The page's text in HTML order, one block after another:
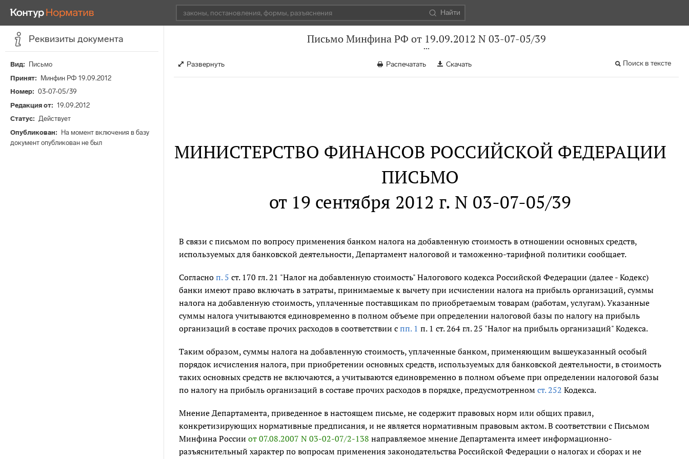
Найти
Реквизиты документа
Вид
Письмо
Принят
Минфин РФ 19.09.2012
Номер
03-07-05/39
Редакция от
19.09.2012
Статус
Действует
Опубликован
На момент включения в базу
документ опубликован не был
Письмо Минфина РФ от 19.09.2012 N 03-07-05/39
Развернуть Распечатать Скачать Поиск в тексте
МИНИСТЕРСТВО ФИНАНСОВ РОССИЙСКОЙ ФЕДЕРАЦИИ
ПИСЬМО
от 19 сентября 2012 г. N 03-07-05/39
В связи с письмом по вопросу применения банком налога на добавленную стоимость в отношении основных средств,
используемых для банковской деятельности, Департамент налоговой и таможенно-тарифной политики сообщает.
Согласно п. 5 ст. 170 гл. 21 "Налог на добавленную стоимость" Налогового кодекса Российской Федерации (далее - Кодекс)
банки имеют право включать в затраты, принимаемые к вычету при исчислении налога на прибыль организаций, суммы
налога на добавленную стоимость, уплаченные поставщикам по приобретаемым товарам (работам, услугам). Указанные
суммы налога учитываются единовременно в полном объеме при определении налоговой базы по налогу на прибыль
организаций в составе прочих расходов в соответствии с пп. 1 п. 1 ст. 264 гл. 25 "Налог на прибыль организаций" Кодекса.
Таким образом, суммы налога на добавленную стоимость, уплаченные банком, применяющим вышеуказанный особый
порядок исчисления налога, при приобретении основных средств, используемых для банковской деятельности, в стоимость
таких основных средств не включаются, а учитываются единовременно в полном объеме при определении налоговой базы
по налогу на прибыль организаций в составе прочих расходов в порядке, предусмотренном ст. 252 Кодекса.
Мнение Департамента, приведенное в настоящем письме, не содержит правовых норм или общих правил,
конкретизирующих нормативные предписания, и не является нормативным правовым актом. В соответствии с Письмом
Минфина России от 07.08.2007 N 03-02-07/2-138 направляемое мнение Департамента имеет информационно-
разъяснительный характер по вопросам применения законодательства Российской Федерации о налогах и сборах и не